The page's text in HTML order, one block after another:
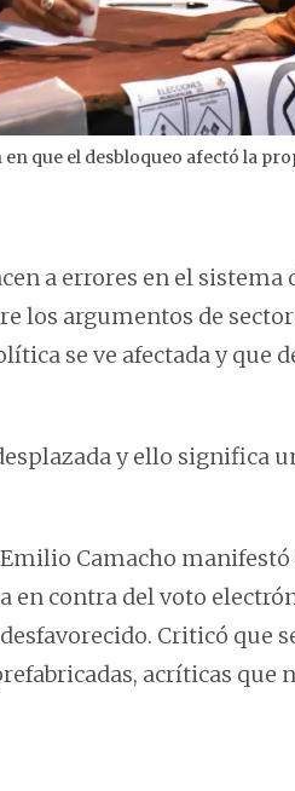
que el desbloqueo afectó la
a errores en el sistema
los argumentos de
se ve afectada y que
y ello significa
Camacho
en contra del voto
Criticó que
acríticas que